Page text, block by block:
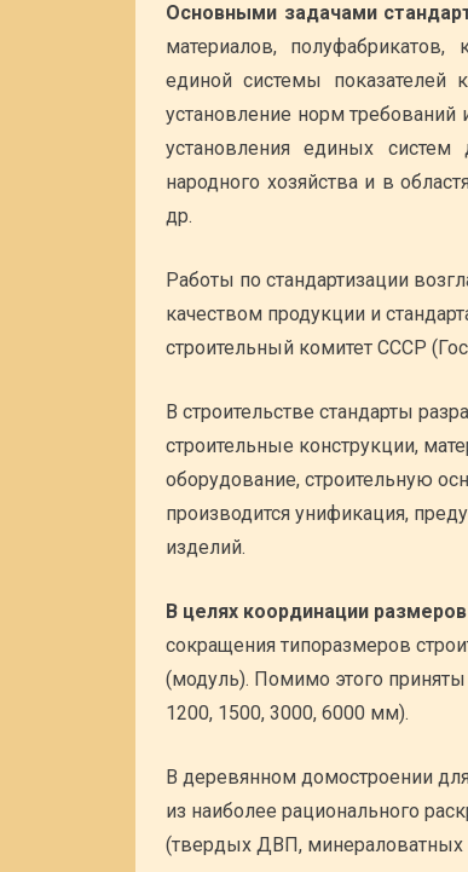
Основными задачами
материалов,
единой системы показателей
установление норм требований
установления единых
народного хозяйства и в
др.
Работы по стандартизации
качеством продукции и
строительный комитет СССР
В строительстве стандарты
строительные конструкции,
оборудование, строительную
производится унификация,
изделий.
В целях координации
сокращения типоразмеров
(модуль). Помимо этого
1200, 1500, 3000, 6000 мм).
В деревянном домостроении
из наиболее рационального
(твердых ДВП, минераловатных